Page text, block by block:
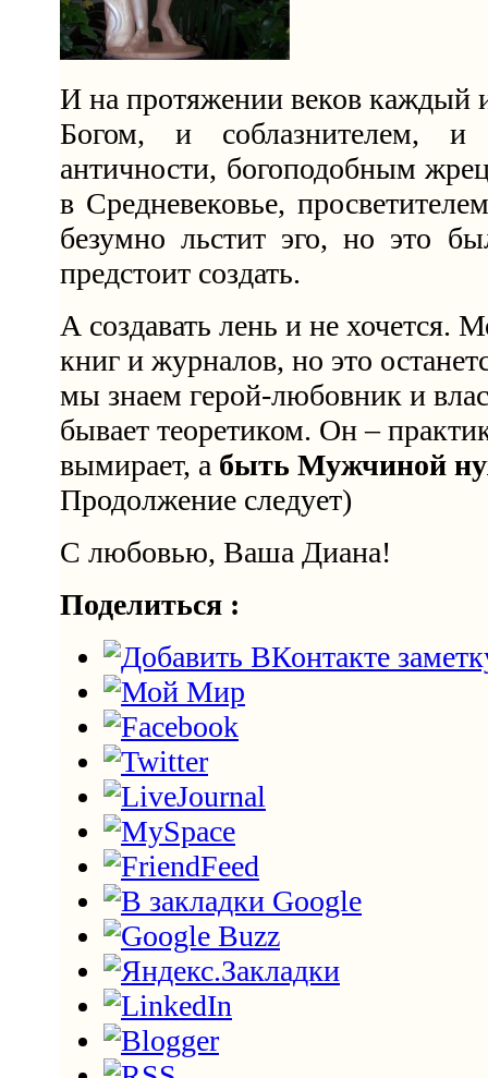
И на протяжении веков каждый
Богом, и соблазнителем,
античности, богоподобным
в Средневековье,
безумно льстит эго, но это
предстоит создать.
А создавать лень и не хочется.
книг и журналов, но это
мы знаем герой-любовник и
бывает теоретиком. Он –
вымирает, а быть Мужчиной
Продолжение следует)
С любовью, Ваша Диана!
Поделиться :